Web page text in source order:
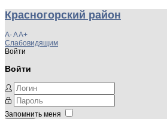
Красногорский район
A-AA+
Слабовидящим
Войти
Войти
Запомнить меня